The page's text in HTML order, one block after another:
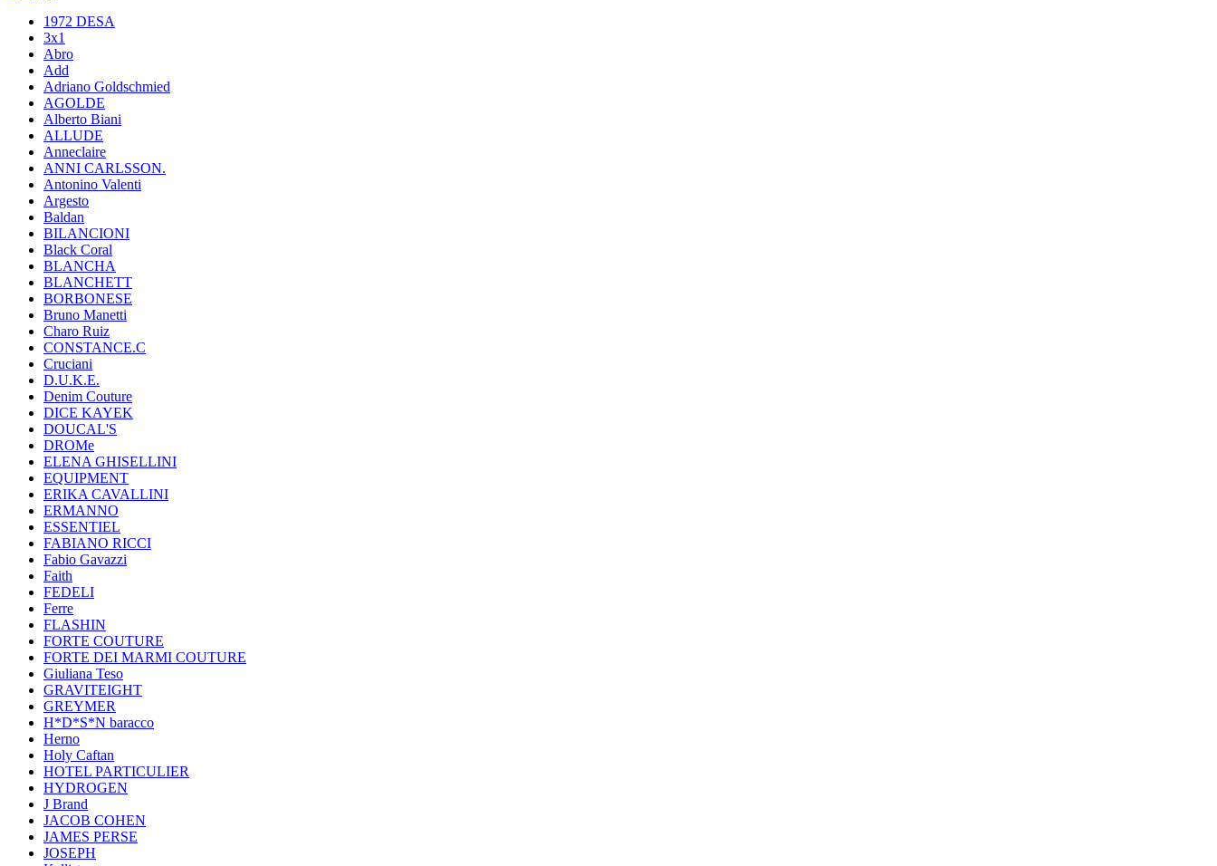
1972 DESA
3x1
Abro
Add
Adriano Goldschmied
AGOLDE
Alberto Biani
ALLUDE
Anneclaire
ANNI CARLSSON.
Antonino Valenti
Argesto
Baldan
BILANCIONI
Black Coral
BLANCHA
BLANCHETT
BORBONESE
Bruno Manetti
Charo Ruiz
CONSTANCE.C
Cruciani
D.U.K.E.
Denim Couture
DICE KAYEK
DOUCAL'S
DROMe
ELENA GHISELLINI
EQUIPMENT
ERIKA CAVALLINI
ERMANNO
ESSENTIEL
FABIANO RICCI
Fabio Gavazzi
Faith
FEDELI
Ferre
FLASHIN
FORTE COUTURE
FORTE DEI MARMI COUTURE
Giuliana Teso
GRAVITEIGHT
GREYMER
H*D*S*N baracco
Herno
Holy Caftan
HOTEL PARTICULIER
HYDROGEN
J Brand
JACOB COHEN
JAMES PERSE
JOSEPH